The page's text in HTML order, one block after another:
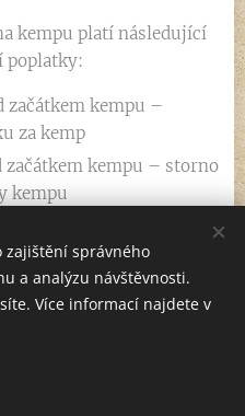
kempu platí následující
poplatky:
začátkem kempu –
za kemp
začátkem kempu – storno
kempu
začátkem kempu – storno
kempu
kempu – storno
kempu
průběhu – storno
zajištění správného
a analýzu návštěvnosti.
Více informací najdete v